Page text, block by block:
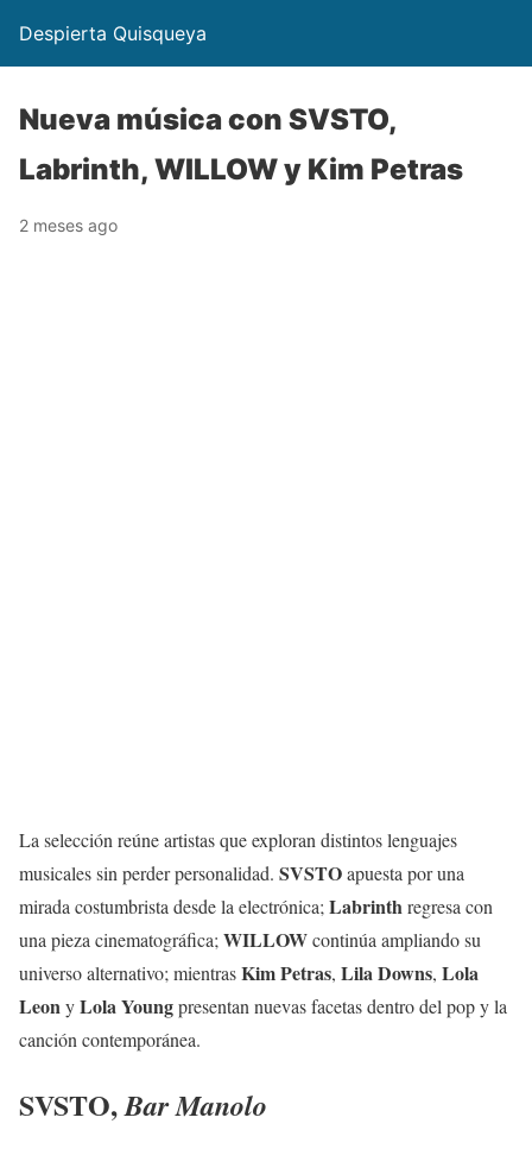
Despierta Quisqueya
Nueva música con SVSTO,
Labrinth, WILLOW y Kim Petras
2 meses ago
La selección reúne artistas que exploran distintos lenguajes
musicales sin perder personalidad. SVSTOapuesta por una
mirada costumbrista desde la electrónica; Labrinthregresa con
una pieza cinematográfica; WILLOWcontinúa ampliando su
universo alternativo; mientrasKim Petras, Lila Downs, Lola
LeonyLola Youngpresentan nuevas facetas dentro del pop y la
canción contemporánea.
SVSTO,Bar Manolo